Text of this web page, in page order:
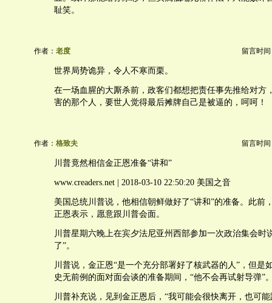
耻笑。
作者： 老度 留言时间
世界局势诡异，令人不寒而栗。
在一场血腥的大厮杀前，政客们都想把责任事先推给对方
害的那个人，要世人觉得最后摊牌自己是被逼的，呵呵！
作者： 格致夫 留言时间
川普竟然相信金正恩准备“讲和”
www.creaders.net | 2018-03-10 22:50:20 美国之音
美国总统川普说，他相信朝鲜做好了“讲和”的准备。此前
正恩表示，愿意跟川普会面。
川普星期六晚上在宾夕法尼亚州西部参加一次政治集会时
了”。
川普说，金正恩“是一个充分部署好了核武器的人”，但是
史无前例的面对面会谈的准备期间，“他不会再试射导弹”
川普补充说，见到金正恩后，“我可能会很快离开，也可